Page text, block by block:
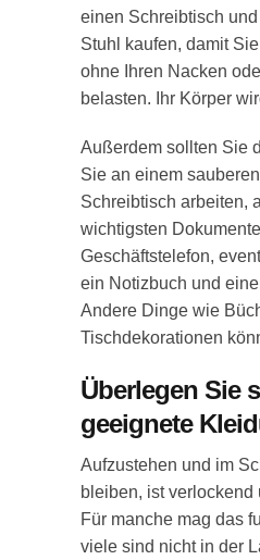
einen Schreibtisch
Stuhl kaufen, damit
ohne Ihren Nacken
belasten. Ihr Körper
Außerdem sollten Sie
Sie an einem
Schreibtisch arbeiten,
wichtigsten
Geschäftstelefon,
ein Notizbuch und
Andere Dinge wie
Tischdekorationen
Überlegen Sie
geeignete
Aufzustehen und im
bleiben, ist verlockend
Für manche mag das
viele sind nicht in der